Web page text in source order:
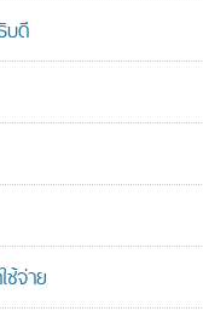
บดี
จ่าย